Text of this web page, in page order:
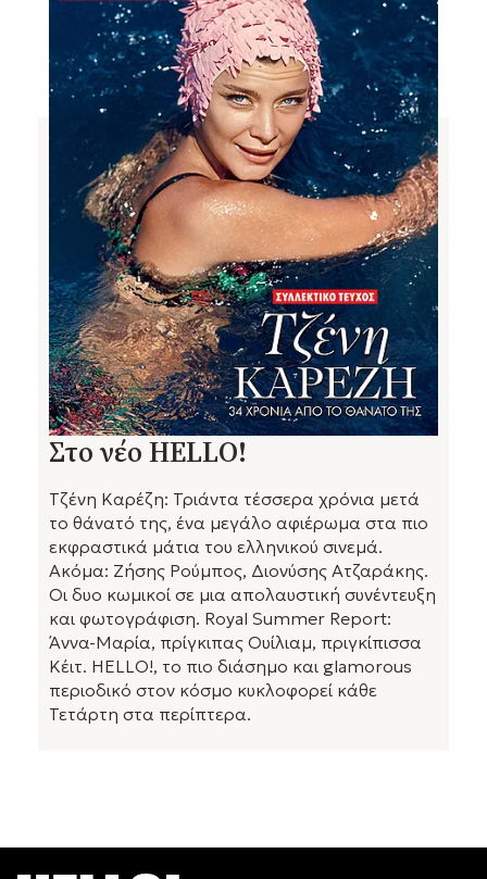
Στο νέο HELLO!
Τζένη Καρέζη: Τριάντα τέσσερα χρόνια μετά
το θάνατό της, ένα μεγάλο αφιέρωμα στα πιο
εκφραστικά μάτια του ελληνικού σινεμά.
Ακόμα: Ζήσης Ρούμπος, Διονύσης Ατζαράκης.
Οι δυο κωμικοί σε μια απολαυστική συνέντευξη
και φωτογράφιση. Royal Summer Report:
Άννα-Μαρία, πρίγκιπας Ουίλιαμ, πριγκίπισσα
Κέιτ. HELLO!, το πιο διάσημο και glamorous
περιοδικό στον κόσμο κυκλοφορεί κάθε
Τετάρτη στα περίπτερα.